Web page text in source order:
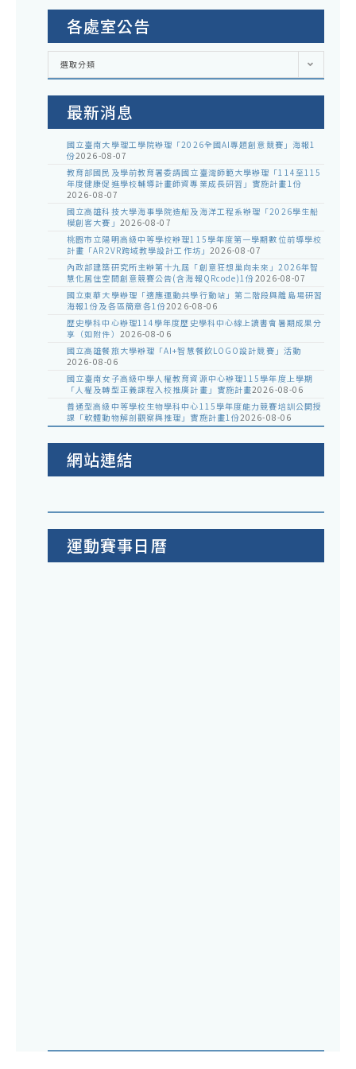
各處室公告
各
室
選取分類
最新消息
國立臺南大學理工學院辦理「2026全國AI專題創意競賽」海報1
份2026-08-07
教育部國民及學前教育署委請國立臺灣師範大學辦理「114至115
年度健康促進學校輔導計畫師資專業成長研習」實施計畫1份
2026-08-07
國立高雄科技大學海事學院造船及海洋工程系辦理「2026學生船
模創客大賽」 2026-08-07
桃園市立陽明高級中等學校辦理115學年度第一學期數位前導學校
計畫「AR2VR跨域教學設計工作坊」 2026-08-07
內政部建築研究所主辦第十九屆「創意狂想巢向未來」2026年智
慧化居住空間創意競賽公告(含海報QRcode)1份2026-08-07
國立東華大學辦理「適應運動共學行動站」第二階段與離島場研習
海報1份及各區簡章各1份2026-08-06
歷史學科中心辦理114學年度歷史學科中心線上讀書會暑期成果分
享（如附件） 2026-08-06
國立高雄餐旅大學辦理「AI+智慧餐飲LOGO設計競賽」活動
2026-08-06
國立臺南女子高級中學人權教育資源中心辦理115學年度上學期
「人權及轉型正義課程入校推廣計畫」實施計畫2026-08-06
普通型高級中等學校生物學科中心115學年度能力競賽培訓公開授
課「軟體動物解剖觀察與推理」實施計畫1份2026-08-06
網站連結
運動賽事日曆